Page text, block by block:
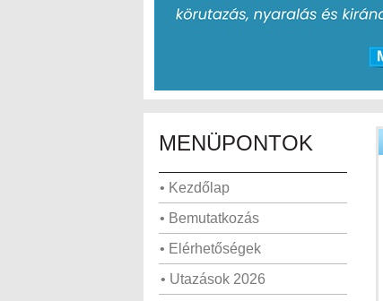
MENÜPONTOK
• Kezdőlap
• Bemutatkozás
• Elérhetőségek
• Utazások 2026